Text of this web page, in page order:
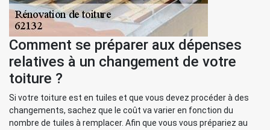
Comment se préparer aux dépenses
relatives à un changement de votre
toiture ?
Si votre toiture est en tuiles et que vous devez procéder à des
changements, sachez que le coût va varier en fonction du
nombre de tuiles à remplacer. Afin que vous vous prépariez au